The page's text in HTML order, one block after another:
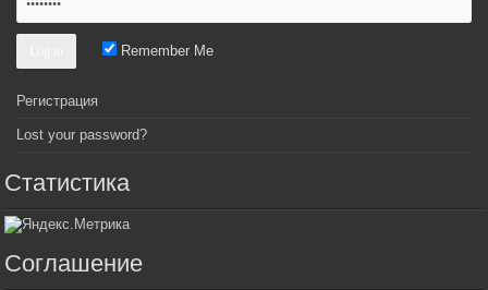
Remember Me
Регистрация
Lost your password?
Статистика
Соглашение